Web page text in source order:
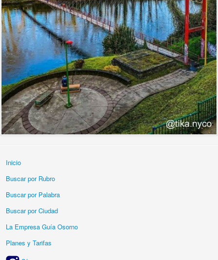
Inicio
Buscar por Rubro
Buscar por Palabra
Buscar por Ciudad
La Empresa Guía Osorno
Planes y Tarifas